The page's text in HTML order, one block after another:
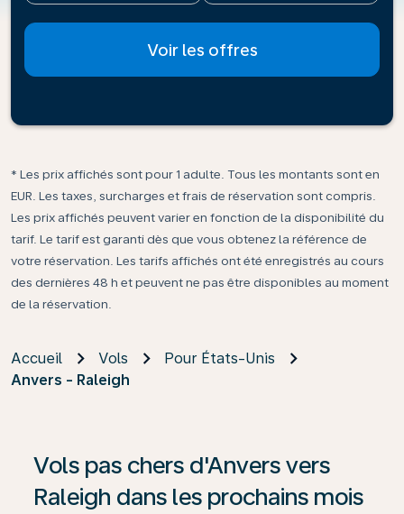
Voir les offres
* Les prix affichés sont pour 1 adulte. Tous les montants sont en
EUR. Les taxes, surcharges et frais de réservation sont compris.
Les prix affichés peuvent varier en fonction de la disponibilité du
tarif. Le tarif est garanti dès que vous obtenez la référence de
votre réservation. Les tarifs affichés ont été enregistrés au cours
des dernières 48 h et peuvent ne pas être disponibles au moment
de la réservation.
Accueil Vols
Pour États-Unis
Anvers - Raleigh
Vols pas chers d'Anvers vers
Raleigh dans les prochains mois
Si aucun résultat n’est disponible, cliquez sur «